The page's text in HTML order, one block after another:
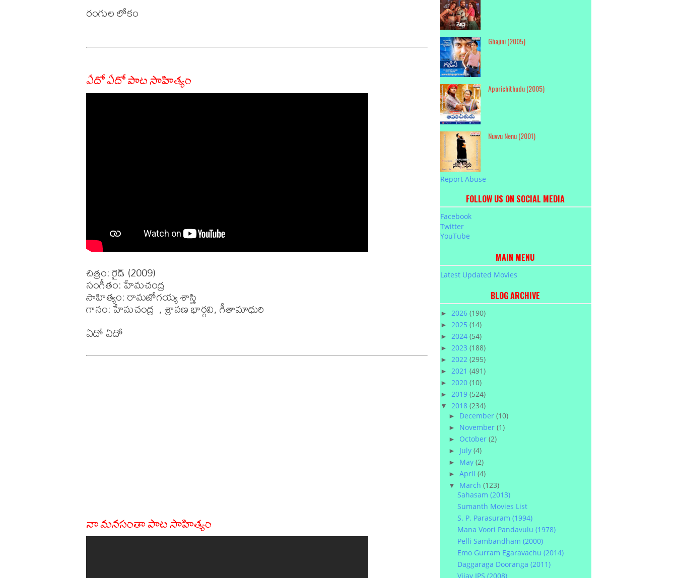
రంగుల లోకం
ఏదో ఏదో పాట సాహిత్యం
చిత్రం: రైడ్ (2009)
సంగీతం: హేమచంద్ర
సాహిత్యం: రామజోగయ్య శాస్త్రి
గానం: హేమచంద్ర  , శ్రావణ భార్గవి, గీతామాధురి
నా మనసంతా పాట సాహిత్యం
Ghajini (2005)
Aparichithudu (2005)
Nuvvu Nenu (2001)
Report Abuse
FOLLOW US ON SOCIAL MEDIA
Facebook
Twitter
YouTube
MAIN MENU
Latest Updated Movies
BLOG ARCHIVE
► 2026 (190)
► 2025 (14)
► 2024 (54)
► 2023 (188)
► 2022 (295)
► 2021 (491)
► 2020 (10)
► 2019 (524)
▼ 2018 (234)
► December(10)
► November(1)
► October(2)
► July(4)
► May(2)
►April(4)
▼ March(123)
Sahasam (2013)
Sumanth Movies List
S. P. Parasuram (1994)
Mana Voori Pandavulu (1978)
Pelli Sambandham (2000)
Emo Gurram Egaravachu (2014)
Daggaraga Dooranga (2011)
Vijay IPS (2008)